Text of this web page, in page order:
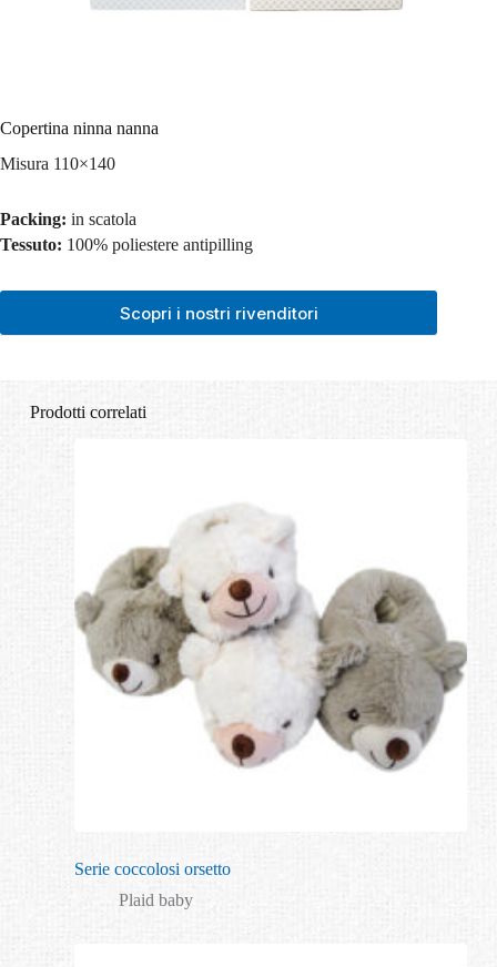
Copertina ninna nanna
Misura 110×140
Packing: in scatola
Tessuto: 100% poliestere antipilling
Scopri i nostri rivenditori
Prodotti correlati
Serie coccolosi orsetto
Plaid baby